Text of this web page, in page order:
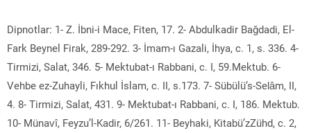
Dipnotlar: 1- Z. İbni-i Mace, Fiten, 17. 2- Abdulkadir Bağdadi, El-
Fark Beynel Firak, 289-292. 3- İmam-ı Gazali, İhya, c. 1, s. 336. 4-
Tirmizi, Salat, 346. 5- Mektubat-ı Rabbani, c. I, 59.Mektub. 6-
Vehbe ez-Zuhayli, Fıkhul İslam, c. II, s.173. 7- Sübülü’s-Selâm, II,
4. 8- Tirmizi, Salat, 431. 9- Mektubat-ı Rabbani, c. I, 186. Mektub.
10- Münavî, Feyzu’l-Kadir, 6/261. 11- Beyhaki, Kitabü’zZühd, c. 2,